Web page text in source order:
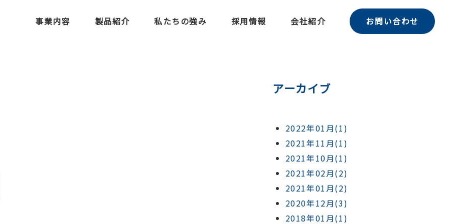
事業内容 製品紹介 私たちの強み 採用情報 会社紹介 お問い合わせ
アーカイブ
2022年01月(1)
2021年11月(1)
2021年10月(1)
2021年02月(2)
2021年01月(2)
2020年12月(3)
2018年01月(1)